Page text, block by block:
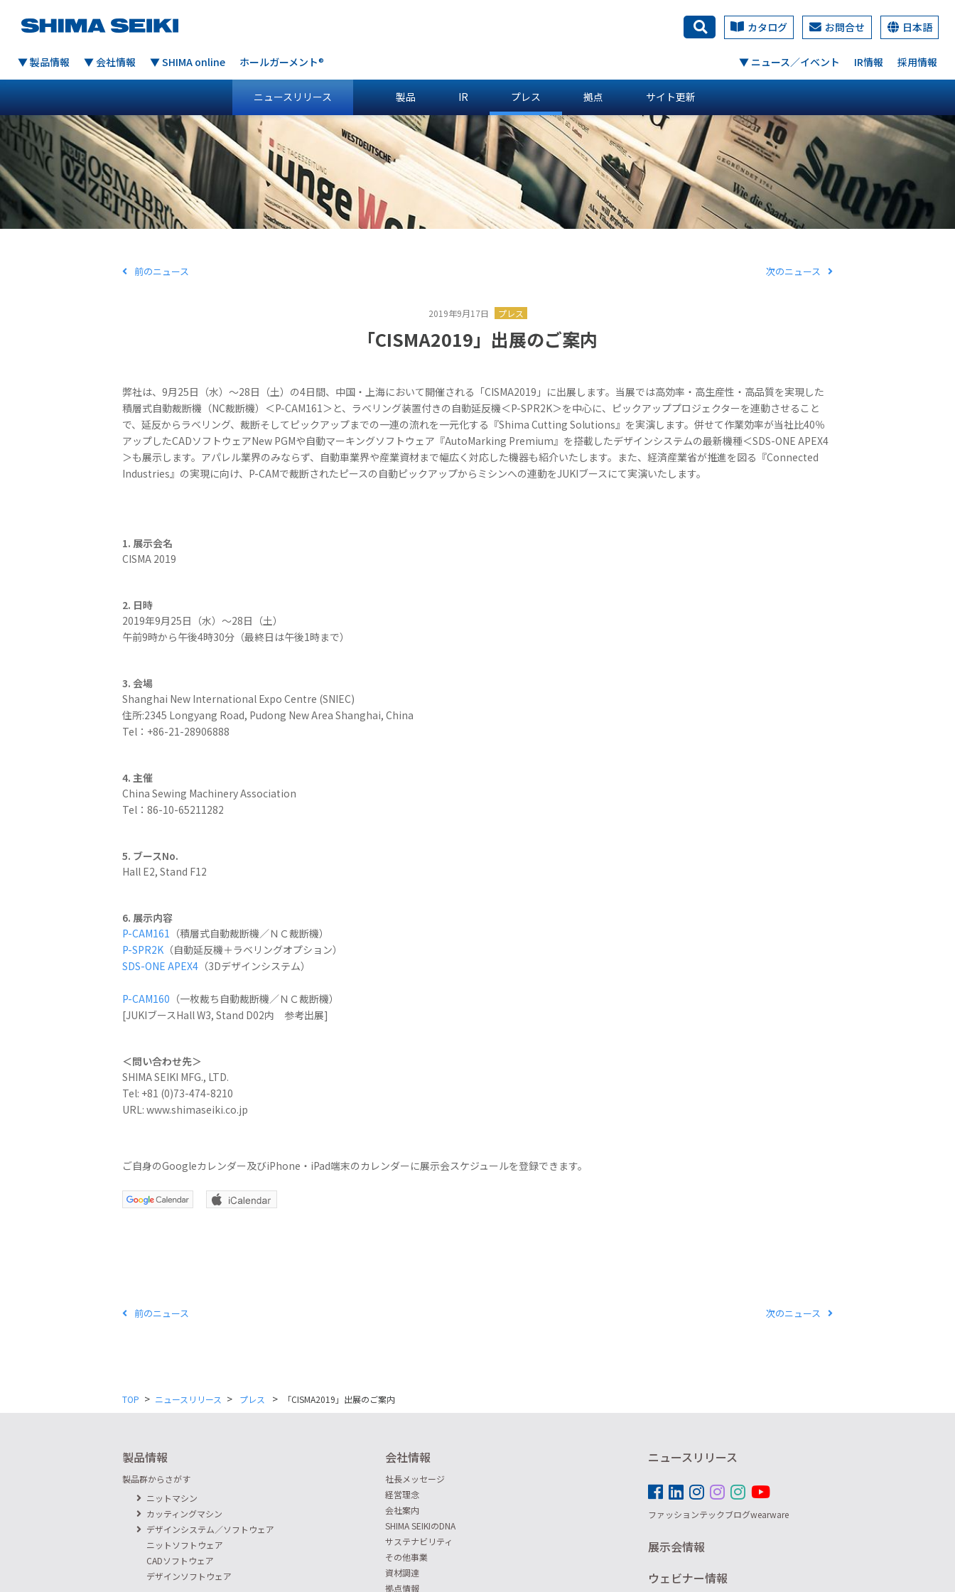
ニュースリリース 製品 IR プレス 拠点 サイト更新
▼ 製品情報 ▼ 会社情報 ▼ SHIMA online ホールガーメント® 採用情報
IR情報
▼ ニュース／イベント
カタログ お問合せ 日本語
次のニュース
前のニュース
2019年9月17日 プレス
「CISMA2019」出展のご案内
弊社は、9月25日（水）～28日（土）の4日間、中国・上海において開催される「CISMA2019」に出展します。当展では高効率・高生産性・高品質を実現した
積層式自動裁断機（NC裁断機）＜P-CAM161＞と、ラベリング装置付きの自動延反機＜P-SPR2K＞を中心に、ピックアッププロジェクターを連動させること
で、延反からラベリング、裁断そしてピックアップまでの一連の流れを一元化する『Shima Cutting Solutions』を実演します。併せて作業効率が当社比40％
アップしたCADソフトウェアNew PGMや自動マーキングソフトウェア『AutoMarking Premium』を搭載したデザインシステムの最新機種＜SDS-ONE APEX4
＞も展示します。アパレル業界のみならず、自動車業界や産業資材まで幅広く対応した機器も紹介いたします。また、経済産業省が推進を図る『Connected
Industries』の実現に向け、P-CAMで裁断されたピースの自動ピックアップからミシンへの連動をJUKIブースにて実演いたします。
1. 展示会名
CISMA 2019
2. 日時
2019年9月25日（水）～28日（土）
午前9時から午後4時30分（最終日は午後1時まで）
3. 会場
Shanghai New International Expo Centre (SNIEC)
住所:2345 Longyang Road, Pudong New Area Shanghai, China
Tel：+86-21-28906888
4. 主催
China Sewing Machinery Association
Tel：86-10-65211282
5. ブースNo.
Hall E2, Stand F12
6. 展示内容
P-CAM161 （積層式自動裁断機／ＮＣ裁断機）
P-SPR2K （自動延反機＋ラベリングオプション）
SDS-ONE APEX4 （3Dデザインシステム）
P-CAM160 （一枚裁ち自動裁断機／ＮＣ裁断機）
[JUKIブースHall W3, Stand D02内 参考出展]
＜問い合わせ先＞
SHIMA SEIKI MFG., LTD.
Tel: +81 (0)73-474-8210
URL: www.shimaseiki.co.jp
ご自身のGoogleカレンダー及びiPhone・iPad端末のカレンダーに展示会スケジュールを登録できます。
次のニュース
前のニュース
TOP > ニュースリリース > プレス > 「CISMA2019」出展のご案内
製品情報
製品群からさがす
ニットマシン
カッティングマシン
デザインシステム／ソフトウェア
ニットソフトウェア
CADソフトウェア
デザインソフトウェア
会社情報
社長メッセージ
経営理念
会社案内
SHIMA SEIKIのDNA
サステナビリティ
その他事業
資材調達
拠点情報
ニュースリリース
ファッションテックブログwearware
展示会情報
ウェビナー情報